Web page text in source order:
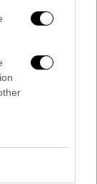
με το
πρώτη
μιας
υπό